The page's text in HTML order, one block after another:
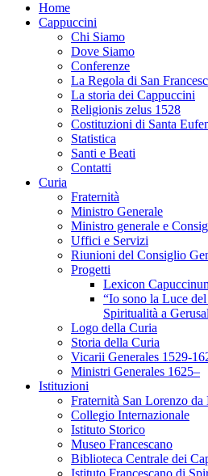
Home
Cappuccini
Chi Siamo
Dove Siamo
Conferenze
La Regola di San
La storia dei Cappuccini
Religionis zelus 1528
Costituzioni di Santa
Statistica
Santi e Beati
Contatti
Curia
Fraternità
Ministro Generale
Ministro generale e
Uffici e Servizi
Riunioni del Consiglio
Progetti
Lexicon
“Io sono la Luce
Spiritualità a
Logo della Curia
Storia della Curia
Vicarii Generales 1529-
Ministri Generales 1625–
Istituzioni
Fraternità San Lorenzo da
Collegio Internazionale
Istituto Storico
Museo Francescano
Biblioteca Centrale dei
Istituto Francescano di